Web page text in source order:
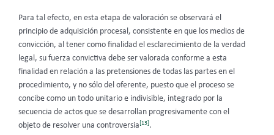
Para tal efecto, en esta etapa de valoración se observará el
principio de adquisición procesal, consistente en que los medios de
convicción, al tener como finalidad el esclarecimiento de la verdad
legal, su fuerza convictiva debe ser valorada conforme a esta
finalidad en relación a las pretensiones de todas las partes en el
procedimiento, y no sólo del oferente, puesto que el proceso se
concibe como un todo unitario e indivisible, integrado por la
secuencia de actos que se desarrollan progresivamente con el
objeto de resolver una controversia[13].